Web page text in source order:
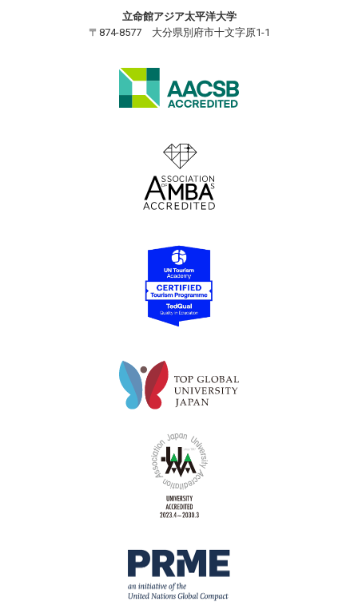
立命館アジア太平洋大学
〒874-8577 大分県別府市十文字原1-1